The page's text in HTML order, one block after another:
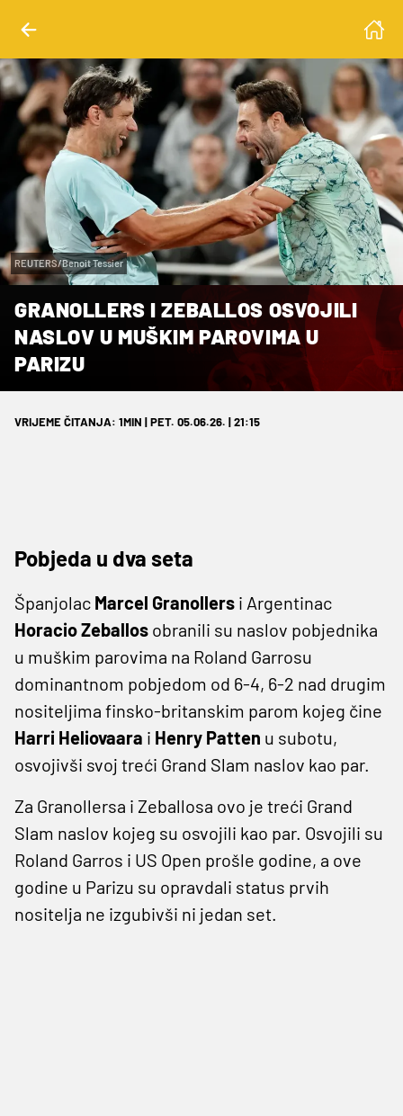
REUTERS/Benoit Tessier
GRANOLLERS I ZEBALLOS OSVOJILI
NASLOV U MUŠKIM PAROVIMA U
PARIZU
VRIJEME ČITANJA: 1MIN | PET. 05.06.26. | 21:15
Pobjeda u dva seta
Španjolac Marcel Granollers i Argentinac
Horacio Zeballos obranili su naslov pobjednika
u muškim parovima na Roland Garrosu
dominantnom pobjedom od 6-4, 6-2 nad drugim
nositeljima finsko-britanskim parom kojeg čine
Harri Heliovaara i Henry Patten u subotu,
osvojivši svoj treći Grand Slam naslov kao par.
Za Granollersa i Zeballosa ovo je treći Grand
Slam naslov kojeg su osvojili kao par. Osvojili su
Roland Garros i US Open prošle godine, a ove
godine u Parizu su opravdali status prvih
nositelja ne izgubivši ni jedan set.